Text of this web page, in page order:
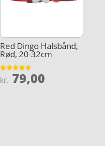
Red Dingo Halsbånd,
Rød, 20-32cm
Vurderet
4.8
kr. 79,00